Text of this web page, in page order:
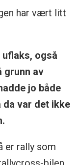
har vært litt
også
grunn av
jo både
da var det ikke
er rally som